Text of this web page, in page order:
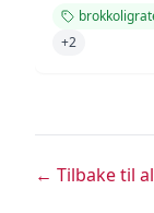
+2
← Tilbake til